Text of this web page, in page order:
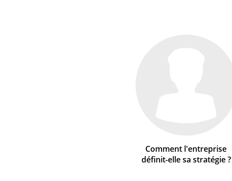
Comment l'entreprise
définit-elle sa stratégie ?